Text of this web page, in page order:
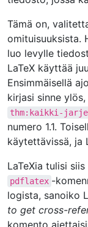
Tämä on,
omituisuuksista.
luo levylle
LaTeX käyttää
Ensimmäisellä
kirjasi sinne
thm:kaikki-
numero 1.1.
käytettävissä, ja
LaTeXia tulisi
pdflatex -
logista, sanoiko
to get cross-
komento